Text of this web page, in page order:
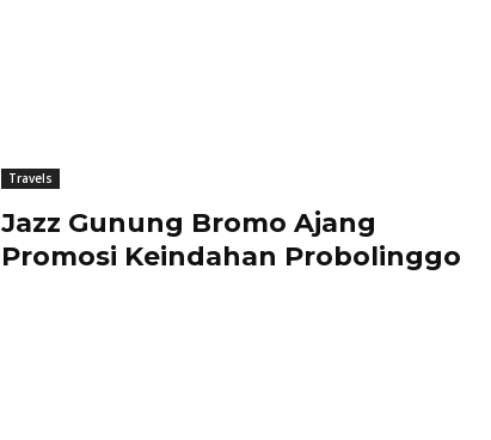
Travels
Jazz Gunung Bromo Ajang
Promosi Keindahan Probolinggo